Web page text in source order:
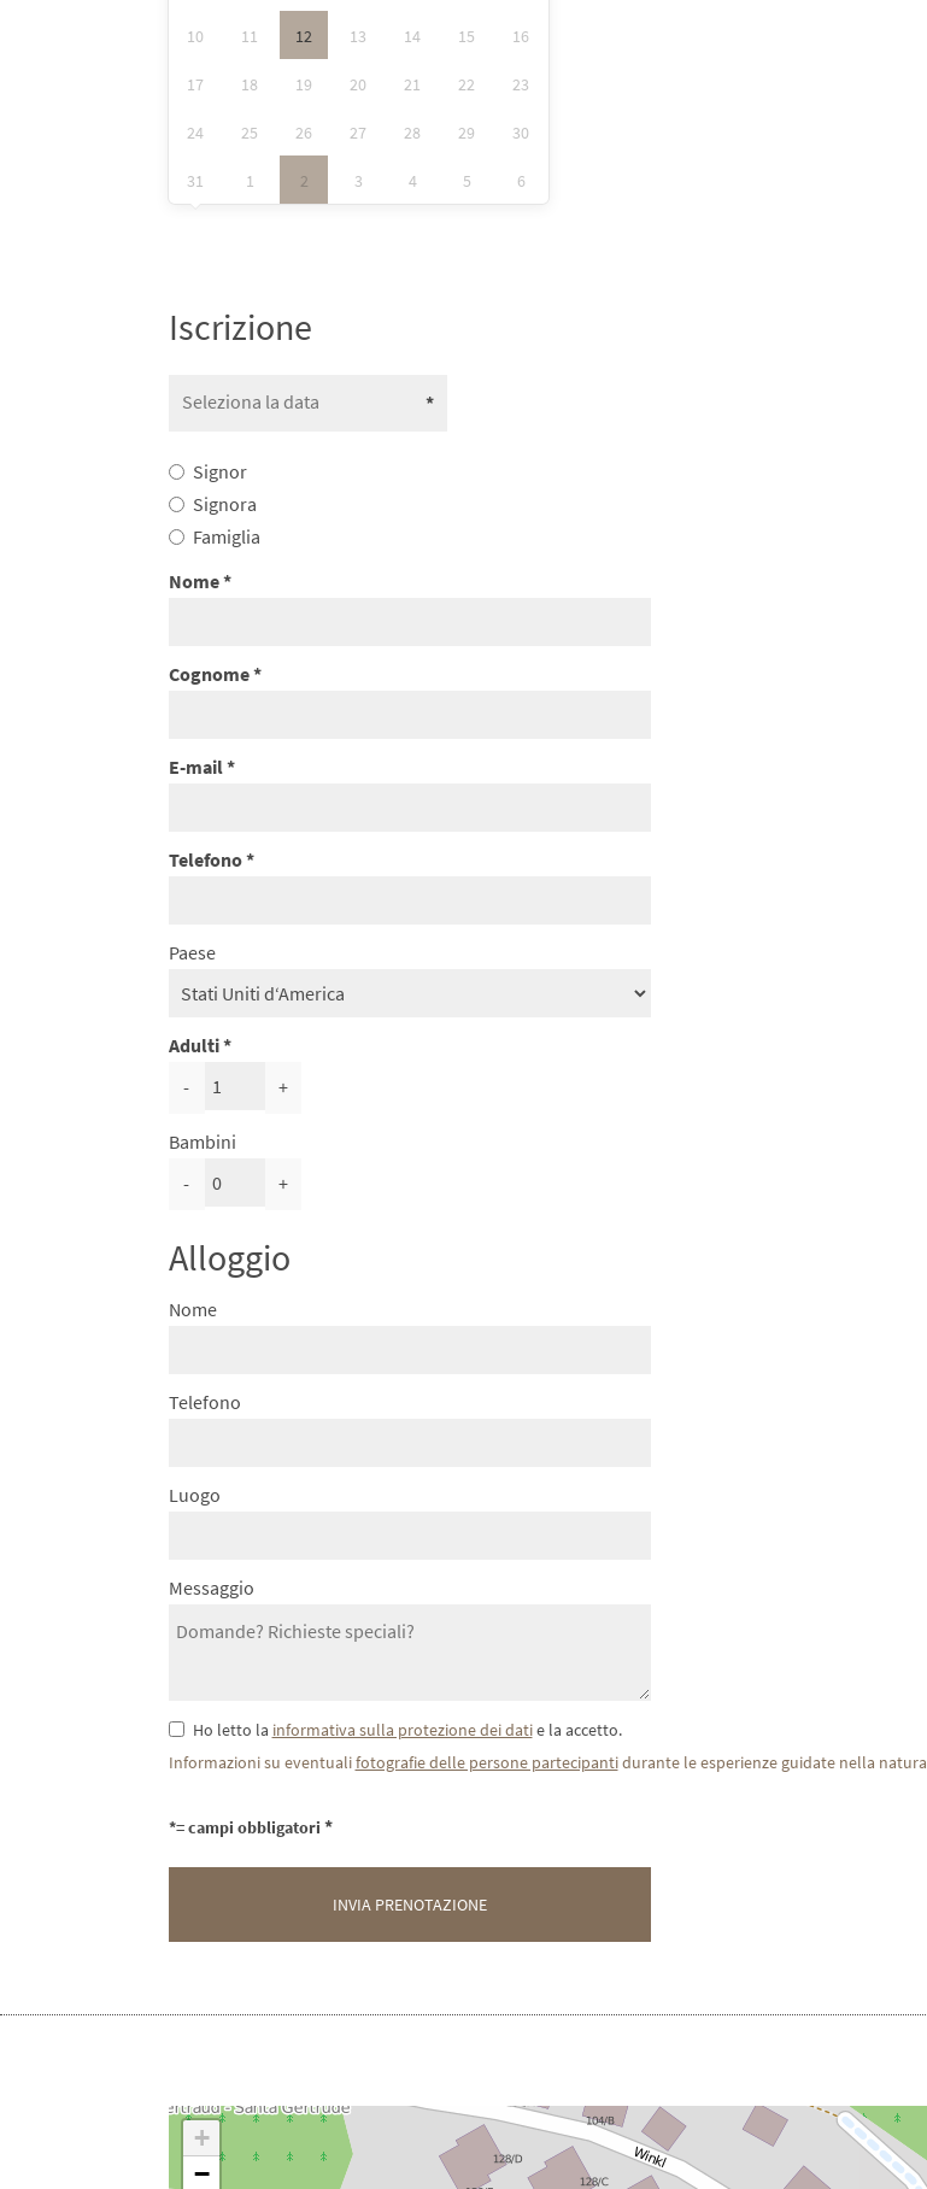
10 11 12 13 14 15 16
17 18 19 20 21 22 23
24 25 26 27 28 29 30
31 1 2 3 4 5 6
Iscrizione
Signor
Signora
Famiglia
Nome
Cognome
E-mail
Telefono
Paese
Adulti
-
+
Bambini
-
+
Alloggio
Nome
Telefono
Luogo
Messaggio
Ho letto la informativa sulla protezione dei datie la accetto.
Informazioni su eventualifotografie delle persone partecipantidurante le esperienze guidate nella natura
*= campi obbligatori
+
−